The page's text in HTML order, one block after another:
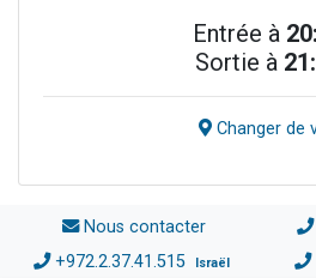
Entrée à
Sortie à
Changer de
Nous contacter
+972.2.37.41.515 Israël